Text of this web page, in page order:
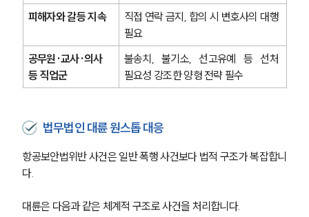
그룹소개
대륜의 강점
오시는 길
글로벌 파트너 로펌
고객의 소리
통합검색
AI대륜
업무사례
형사 주요 업무사례
법률지식인
피해자와 갈등 지속
직접 연락 금지, 합의 시 변호사의 대행
필요
공무원·교사·의사
등 직업군
불송치, 불기소, 선고유예 등 선처
필요성 강조한 양형 전략 필수
법무법인 대륜 원스톱 대응
항공보안법위반 사건은 일반 폭행 사건보다 법적 구조가 복잡합니
다.
대륜은 다음과 같은 체계적 구조로 사건을 처리합니다.